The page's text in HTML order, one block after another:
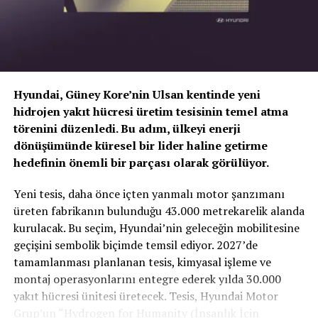
Sport ile Yere Basıyor
Türkiye’nin otomobiliTOGG T10Xgibi yüksek tork
değerlerine sahip elektrikli araçlarda, lastiğin zemine
tutunma kabiliyeti çok daha kritiktir.E-carturkiyeekibi
olarak bizzat deneyimlediğimizPetlas Snowmaster 2
Sport, performans odaklı yapısıyla elektrikli araçların
Hyundai, Güney Kore’nin Ulsan kentinde yeni
hidrojen yakıt hücresi üretim tesisinin temel atma
törenini düzenledi. Bu adım, ülkeyi enerji
dönüşümünde küresel bir lider haline getirme
hedefinin önemli bir parçası olarak görülüyor.
Yeni tesis, daha önce içten yanmalı motor şanzımanı
üreten fabrikanın bulunduğu 43.000 metrekarelik alanda
kurulacak. Bu seçim, Hyundai’nin geleceğin mobilitesine
geçişini sembolik biçimde temsil ediyor. 2027’de
tamamlanması planlanan tesis, kimyasal işleme ve
montaj operasyonlarını entegre ederek yılda 30.000
yakıt hücresi ünitesi üretecek. Tesis, Hyundai Motor
Grup’un “Hydrogen for Humanity (İnsanlık İçin